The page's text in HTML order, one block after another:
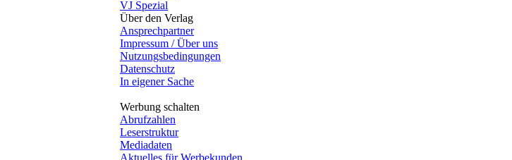
VJ Spezial
Über den Verlag
Ansprechpartner
Impressum / Über uns
Nutzungsbedingungen
Datenschutz
In eigener Sache
Werbung schalten
Abrufzahlen
Leserstruktur
Mediadaten
Aktuelles für Werbekunden